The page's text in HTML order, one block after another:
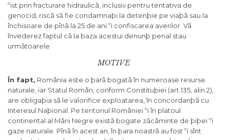
ºist prin fracturare hidraulicã, inclusiv pentru tentativa de
genocid, riscã sã fie condamnaþi la detenþie pe viaþã sau la
închisoare de pînã la 25 de ani ºi confiscarea averilor. Vã
învederez faptul cã la baza acestui denunþ penal stau
urmãtoarele
MOTIVE
În fapt, România este o þarã bogatã în numeroase resurse
naturale, iar Statul Român, conform Constituþiei (art.135, alin.2),
are obligaþia sã le valorifice exploatarea, în concordanþã cu
Interesul Naþional. Pe teritoriul României ºi în platoul
continental al Mãrii Negre existã bogate zãcãminte de þiþei ºi
gaze naturale. Pînã în acest an, în þara noastrã au fost ºi sînt